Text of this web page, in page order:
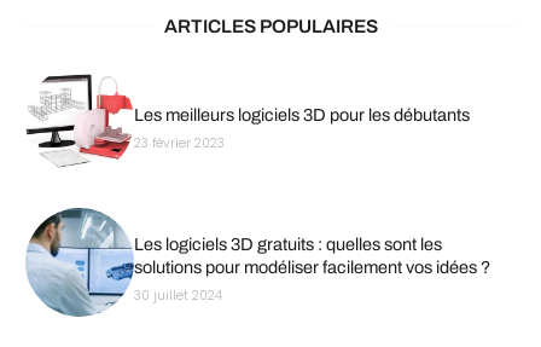
ARTICLES POPULAIRES
Les meilleurs logiciels 3D pour les débutants
23 février 2023
Les logiciels 3D gratuits : quelles sont les
solutions pour modéliser facilement vos idées ?
30 juillet 2024